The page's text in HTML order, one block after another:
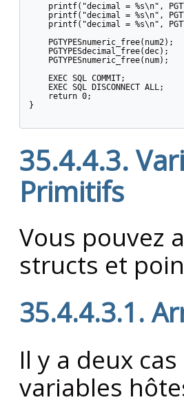
printf("decimal = %s\n",
printf("decimal = %s\n",
printf("decimal = %s\n",
    PGTYPESnumeric_free(num2);
    PGTYPESdecimal_free(dec);
    PGTYPESnumeric_free(num);
    EXEC SQL COMMIT;
    EXEC SQL DISCONNECT ALL;
    return 0;
}
35.4.4.3.
Primitifs
Vous pouvez
structs et
35.4.4.3.1.
Il y a deux
variables